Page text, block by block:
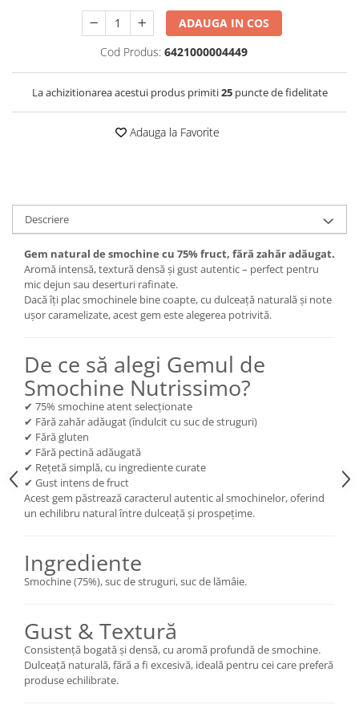
ADAUGA IN COS
Cod Produs: 6421000004449
La achizitionarea acestui produs primiti25puncte de fidelitate
Adauga la Favorite
Descriere
Gem natural de smochine cu 75% fruct, fără zahăr adăugat.
Aromă intensă, textură densă și gust autentic – perfect pentru
mic dejun sau deserturi rafinate.
Dacă îți plac smochinele bine coapte, cu dulceață naturală și note
ușor caramelizate, acest gem este alegerea potrivită.
De ce să alegi Gemul de
Smochine Nutrissimo?
✔ 75% smochine atent selecționate
✔ Fără zahăr adăugat (îndulcit cu suc de struguri)
✔ Fără gluten
✔ Fără pectină adăugată
✔ Rețetă simplă, cu ingrediente curate
✔ Gust intens de fruct
Acest gem păstrează caracterul autentic al smochinelor, oferind
un echilibru natural între dulceață și prospețime.
Ingrediente
Smochine (75%), suc de struguri, suc de lămâie.
Gust & Textură
Consistență bogată și densă, cu aromă profundă de smochine.
Dulceață naturală, fără a fi excesivă, ideală pentru cei care preferă
produse echilibrate.